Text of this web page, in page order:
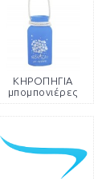
ΚΗΡΟΠΗΓΙΑ
μπομπονιέρες